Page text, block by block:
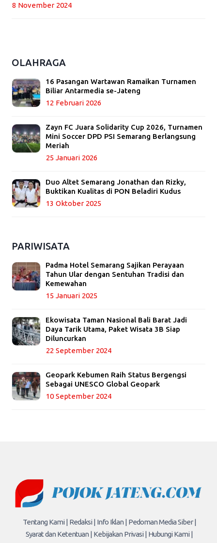
8 November 2024
OLAHRAGA
16 Pasangan Wartawan Ramaikan Turnamen
Biliar Antarmedia se-Jateng
12 Februari 2026
Zayn FC Juara Solidarity Cup 2026, Turnamen
Mini Soccer DPD PSI Semarang Berlangsung
Meriah
25 Januari 2026
Duo Altet Semarang Jonathan dan Rizky,
Buktikan Kualitas di PON Beladiri Kudus
13 Oktober 2025
PARIWISATA
Padma Hotel Semarang Sajikan Perayaan
Tahun Ular dengan Sentuhan Tradisi dan
Kemewahan
15 Januari 2025
Ekowisata Taman Nasional Bali Barat Jadi
Daya Tarik Utama, Paket Wisata 3B Siap
Diluncurkan
22 September 2024
Geopark Kebumen Raih Status Bergengsi
Sebagai UNESCO Global Geopark
10 September 2024
Tentang Kami | Redaksi | Info Iklan | Pedoman Media Siber |
Syarat dan Ketentuan | Kebijakan Privasi | Hubungi Kami |